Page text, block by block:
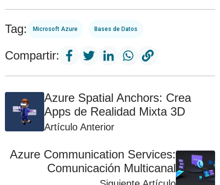
Tag: Microsoft Azure Bases de Datos
Compartir:
Azure Spatial Anchors: Crea
Apps de Realidad Mixta 3D
Artículo Anterior
Azure Communication Services:
Comunicación Multicanal